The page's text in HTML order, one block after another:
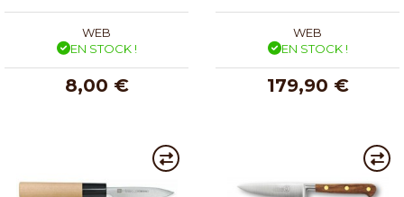
WEB
EN STOCK !
8,00 €
WEB
EN STOCK !
179,90 €